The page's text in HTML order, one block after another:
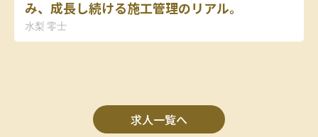
み、成長し続ける施工管理のリアル。
水梨 零士
求人一覧へ